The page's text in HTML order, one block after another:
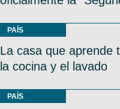
PAÍS
La casa que aprende
la cocina y el lavado
PAÍS